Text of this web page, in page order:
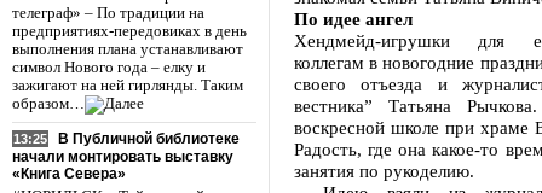
телеграф» – По традиции на
предприятиях-передовиках в день
выполнения плана устанавливают
символ Нового года – елку и
зажигают на ней гирлянды. Таким
образом…
13:25
В Публичной библиотеке
начали монтировать выставку
«Книга Севера»
По идее ангел
Хендмейд-игрушки для
коллегам в новогодние
своего отъезда и
вестника” Татьяна
воскресной школе при храме
Радость, где она какое-то
занятия по рукоделию.